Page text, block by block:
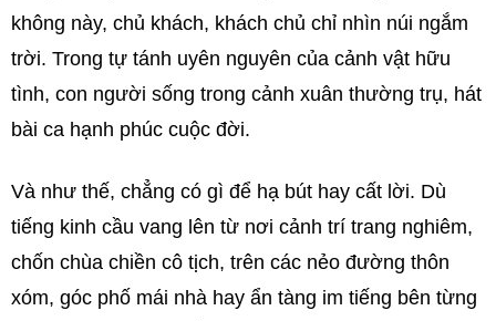
không này, chủ khách, khách chủ chỉ nhìn núi ngắm
trời. Trong tự tánh uyên nguyên của cảnh vật hữu
tình, con người sống trong cảnh xuân thường trụ, hát
bài ca hạnh phúc cuộc đời.
Và như thế, chẳng có gì để hạ bút hay cất lời. Dù
tiếng kinh cầu vang lên từ nơi cảnh trí trang nghiêm,
chốn chùa chiền cô tịch, trên các nẻo đường thôn
xóm, góc phố mái nhà hay ẩn tàng im tiếng bên từng